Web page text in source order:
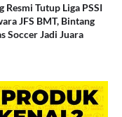
Resmi Tutup Liga PSSI
JFS BMT, Bintang
Soccer Jadi Juara